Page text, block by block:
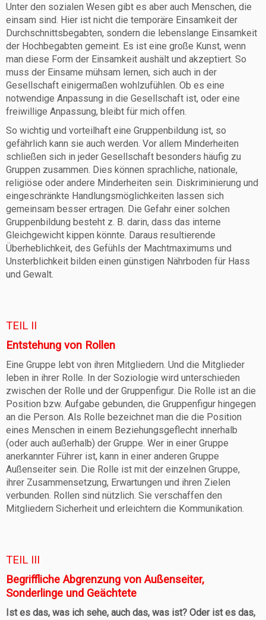
Unter den sozialen Wesen gibt es aber auch Menschen, die
einsam sind. Hier ist nicht die temporäre Einsamkeit der
Durchschnittsbegabten, sondern die lebenslange Einsamkeit
der Hochbegabten gemeint. Es ist eine große Kunst, wenn
man diese Form der Einsamkeit aushält und akzeptiert. So
muss der Einsame mühsam lernen, sich auch in der
Gesellschaft einigermaßen wohlzufühlen. Ob es eine
notwendige Anpassung in die Gesellschaft ist, oder eine
freiwillige Anpassung, bleibt für mich offen.
So wichtig und vorteilhaft eine Gruppenbildung ist, so
gefährlich kann sie auch werden. Vor allem Minderheiten
schließen sich in jeder Gesellschaft besonders häufig zu
Gruppen zusammen. Dies können sprachliche, nationale,
religiöse oder andere Minderheiten sein. Diskriminierung und
eingeschränkte Handlungsmöglichkeiten lassen sich
gemeinsam besser ertragen. Die Gefahr einer solchen
Gruppenbildung besteht z. B. darin, dass das interne
Gleichgewicht kippen könnte. Daraus resultierende
Überheblichkeit, des Gefühls der Machtmaximums und
Unsterblichkeit bilden einen günstigen Nährboden für Hass
und Gewalt.
TEIL II
Entstehung von Rollen
Eine Gruppe lebt von ihren Mitgliedern. Und die Mitglieder
leben in ihrer Rolle. In der Soziologie wird unterschieden
zwischen der Rolle und der Gruppenfigur. Die Rolle ist an die
Position bzw. Aufgabe gebunden, die Gruppenfigur hingegen
an die Person. Als Rolle bezeichnet man die die Position
eines Menschen in einem Beziehungsgeflecht innerhalb
(oder auch außerhalb) der Gruppe. Wer in einer Gruppe
anerkannter Führer ist, kann in einer anderen Gruppe
Außenseiter sein. Die Rolle ist mit der einzelnen Gruppe,
ihrer Zusammensetzung, Erwartungen und ihren Zielen
verbunden. Rollen sind nützlich. Sie verschaffen den
Mitgliedern Sicherheit und erleichtern die Kommunikation.
TEIL III
Begriffliche Abgrenzung von Außenseiter,
Sonderlinge und Geächtete
Ist es das, was ich sehe, auch das, was ist? Oder ist es das,